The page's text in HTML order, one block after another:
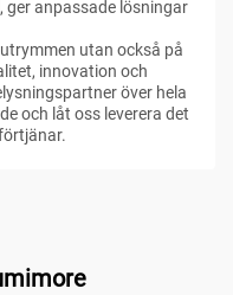
ger anpassade lösningar
utan också på
innovation och
över hela
och låt oss leverera det